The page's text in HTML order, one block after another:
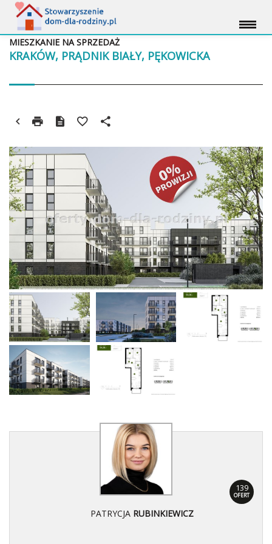
KRAKÓW, PRĄDNIK BIAŁY, PĘKOWICKA
MIESZKANIE NA SPRZEDAŻ
139
OFERT
PATRYCJA RUBINKIEWICZ